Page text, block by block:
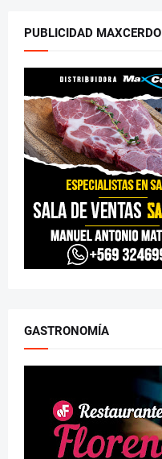
PUBLICIDAD MAXCERDO
GASTRONOMÍA